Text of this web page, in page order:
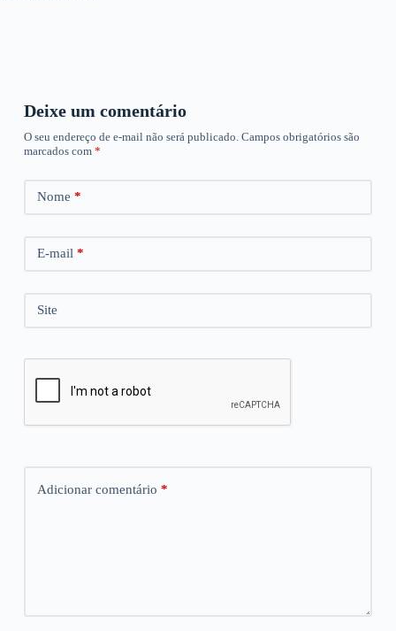
Deixe um comentário
O seu endereço de e-mail não será publicado. Campos obrigatórios são
marcados com *
Nome *
E-mail*
Site
Adicionar comentário *